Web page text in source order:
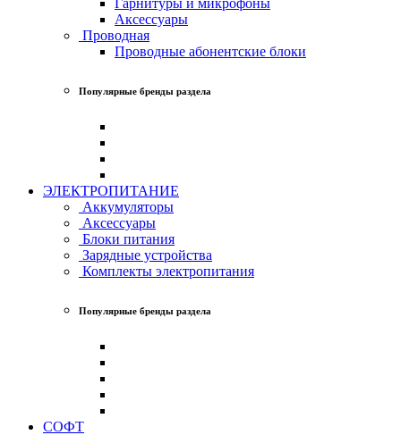
Аксессуары
Проводная
Проводные абонентские блоки
Популярные бренды раздела
ЭЛЕКТРОПИТАНИЕ
Аккумуляторы
Аксессуары
Блоки питания
Зарядные устройства
Комплекты электропитания
Популярные бренды раздела
СОФТ